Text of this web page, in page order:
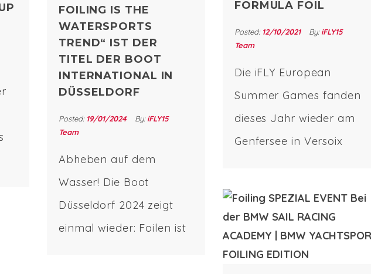
FOILING IS THE
WATERSPORTS
TREND“ IST DER
TITEL DER BOOT
INTERNATIONAL IN
DÜSSELDORF
Posted: 19/01/2024 By: iFLY15
Team
Abheben auf dem
Wasser! Die Boot
Düsseldorf 2024 zeigt
einmal wieder: Foilen ist
FORMULA FOIL
Posted: 12/10/2021 By: iFLY15
Team
Die iFLY European
Summer Games fanden
dieses Jahr wieder am
Genfersee in Versoix
European Cup Le Mailly“
ausgetragen.